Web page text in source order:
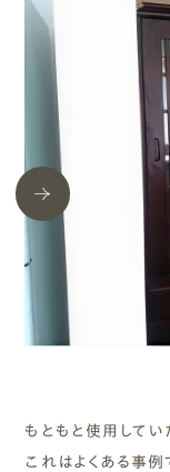
まずは相談
モデルハウスを
ファーストプラ
もともと使用してい
これはよくある事